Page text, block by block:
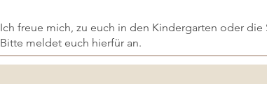
Ich freue mich, zu euch in den Kindergarten oder die
Bitte meldet euch hierfür an.